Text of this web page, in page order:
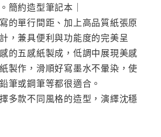
簡約造型筆記本｜
的單行間距、加上高品質紙張原
，兼具便利與功能度的完美呈
的五感紙製成，低調中展現美感
製作，滑順好寫墨水不暈染，使
筆或鋼筆等都很適合。
多款不同風格的造型，演繹沈穩